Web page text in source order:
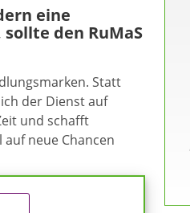
eine
den RuMaS
Statt
der Dienst auf
und schafft
neue Chancen